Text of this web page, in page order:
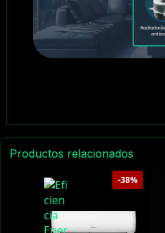
Productos relacionados
-38%